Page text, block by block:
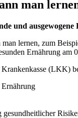
man
und
lernen, zum
Ernährung am
(LKK)